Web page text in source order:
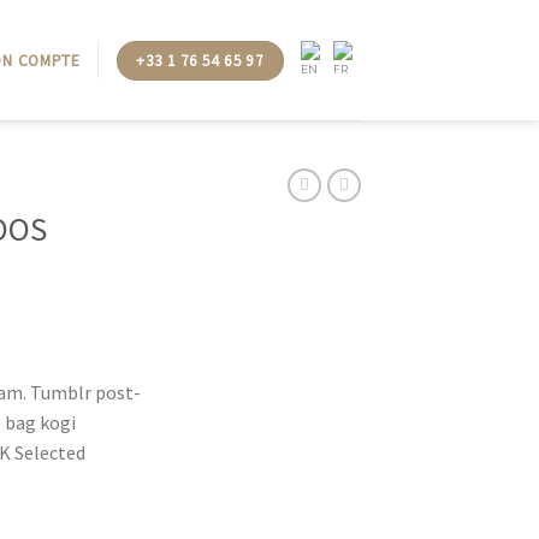
COMPTE +33 1 76 54 65 97
Tumblr post-
kogi
Selected